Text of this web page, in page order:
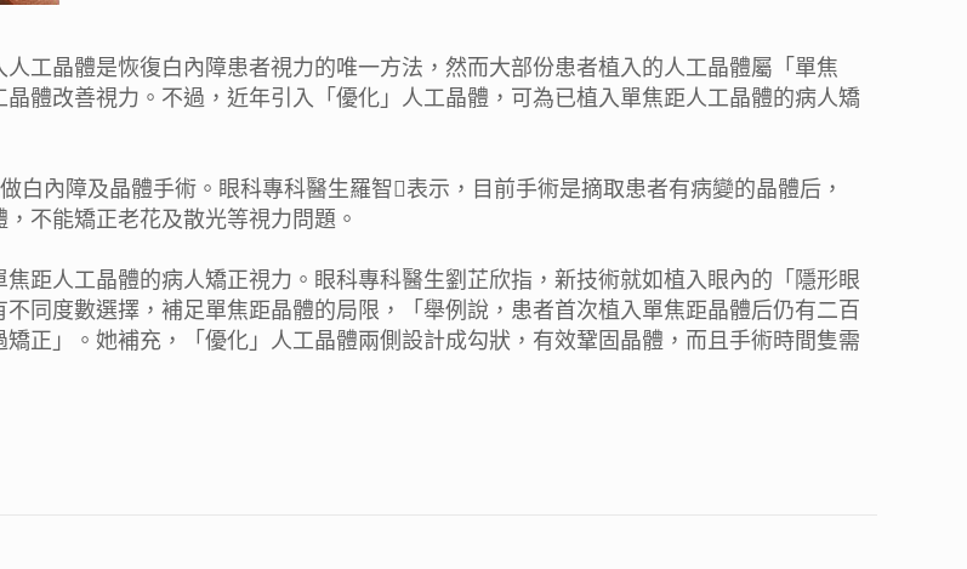
工晶體是恢復白內障患者視力的唯一方法，然而大部份患者植入的人工晶體屬「單焦
體改善視力。不過，近年引入「優化」人工晶體，可為已植入單焦距人工晶體的病人矯
白內障及晶體手術。眼科專科醫生羅智表示，目前手術是摘取患者有病變的晶體后，
不能矯正老花及散光等視力問題。
距人工晶體的病人矯正視力。眼科專科醫生劉芷欣指，新技術就如植入眼內的「隱形眼
同度數選擇，補足單焦距晶體的局限，「舉例說，患者首次植入單焦距晶體后仍有二百
正」。她補充，「優化」人工晶體兩側設計成勾狀，有效鞏固晶體，而且手術時間隻需